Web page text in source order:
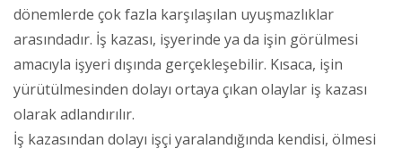
dönemlerde çok fazla karşılaşılan uyuşmazlıklar
arasındadır. İş kazası, işyerinde ya da işin görülmesi
amacıyla işyeri dışında gerçekleşebilir. Kısaca, işin
yürütülmesinden dolayı ortaya çıkan olaylar iş kazası
olarak adlandırılır.
İş kazasından dolayı işçi yaralandığında kendisi, ölmesi